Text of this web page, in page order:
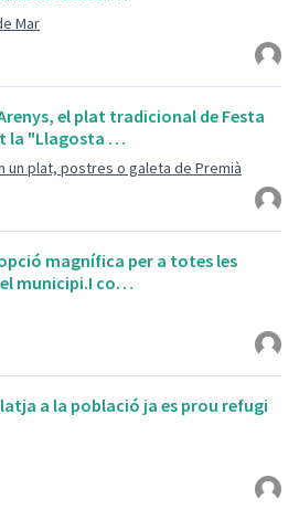
Mar
el plat tradicional de Festa
la "Llagosta …
un plat, postres o galeta de Premià
magnífica per a totes les
municipi.I co…
a la població ja es prou refugi